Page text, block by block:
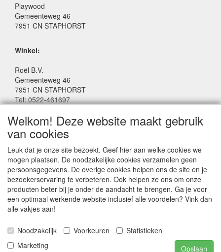
Playwood
Gemeenteweg 46
7951 CN STAPHORST
Winkel:
Roël B.V.
Gemeenteweg 46
7951 CN STAPHORST
Tel: 0522-461697
Facebook: www.facebook.com/roelspeelgoed
Openingstijden Winkel:
Maandag t/m Vrijdag: 9:00 - 17:30
Zaterdag: 9:00 - 17:00
Donderdagavond koopavond: 19:00 - 21:00
SERVICE
Welkom! Deze website maakt gebruik
van cookies
Leuk dat je onze site bezoekt. Geef hier aan welke cookies we
mogen plaatsen. De noodzakelijke cookies verzamelen geen
persoonsgegevens. De overige cookies helpen ons de site en je
bezoekerservaring te verbeteren. Ook helpen ze ons om onze
producten beter bij je onder de aandacht te brengen. Ga je voor
een optimaal werkende website inclusief alle voordelen? Vink dan
alle vakjes aan!
Noodzakelijk Voorkeuren
Statistieken
Marketing
Opslaan